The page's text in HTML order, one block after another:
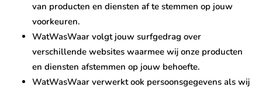
van producten en diensten af te stemmen op jouw
voorkeuren.
WatWasWaar volgt jouw surfgedrag over
verschillende websites waarmee wij onze producten
en diensten afstemmen op jouw behoefte.
WatWasWaar verwerkt ook persoonsgegevens als wij